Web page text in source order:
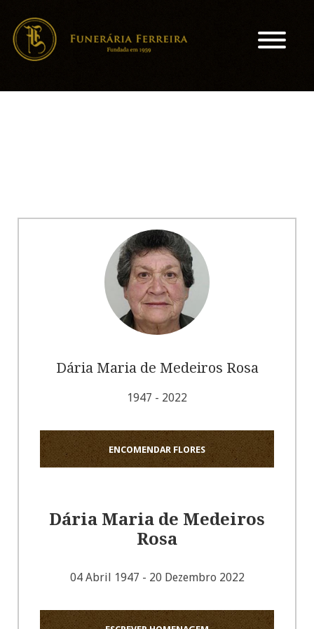
Dária Maria de Medeiros Rosa
1947 - 2022
ENCOMENDAR FLORES
Dária Maria de Medeiros
Rosa
04 Abril 1947 - 20 Dezembro 2022